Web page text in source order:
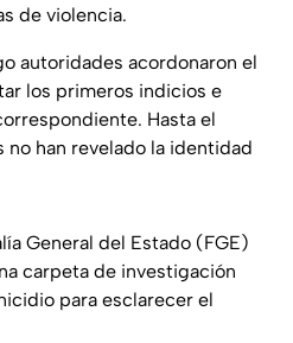
de violencia.
autoridades acordonaron el
los primeros indicios e
Hasta el
no han revelado la identidad
General del Estado (FGE)
carpeta de investigación
para esclarecer el